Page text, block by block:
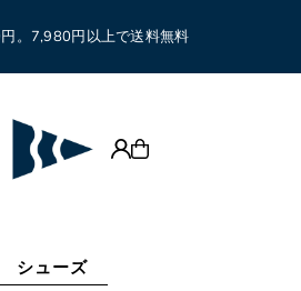
。7,980円以上で送料無料
シューズ